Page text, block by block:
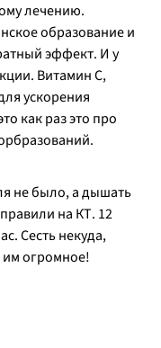
лечению.
образование и
эффект. И у
Витамин С,
ускорения
как раз это про
не было, а дышать
на КТ. 12
Сесть некуда,
им огромное!